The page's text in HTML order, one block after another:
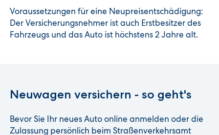
Voraussetzungen für eine Neupreisentschädigung:
Der Versicherungsnehmer ist auch Erstbesitzer des
Fahrzeugs und das Auto ist höchstens 2 Jahre alt.
Neuwagen versichern - so geht's
Bevor Sie Ihr neues Auto online anmelden oder die
Zulassung persönlich beim Straßenverkehrsamt